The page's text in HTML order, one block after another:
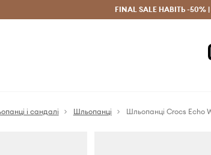
доставка з ЄС (від 2800 грн) Лише
FINAL SALE НАВІТЬ -50%
і сандалі Шльопанці Шльопанці Crocs Echo